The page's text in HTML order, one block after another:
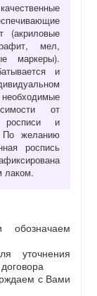
(акриловые
мел,
маркеры).
и
от
росписи и
По желанию
роспись
лаком.
уточнения
с Вами